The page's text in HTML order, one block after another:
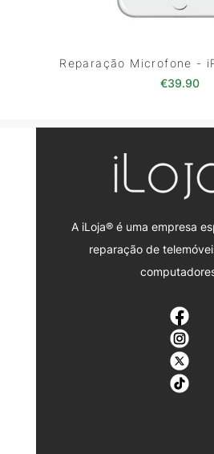
Reparação Microfone -
€39.90
A iLoja® é uma empresa
reparação de